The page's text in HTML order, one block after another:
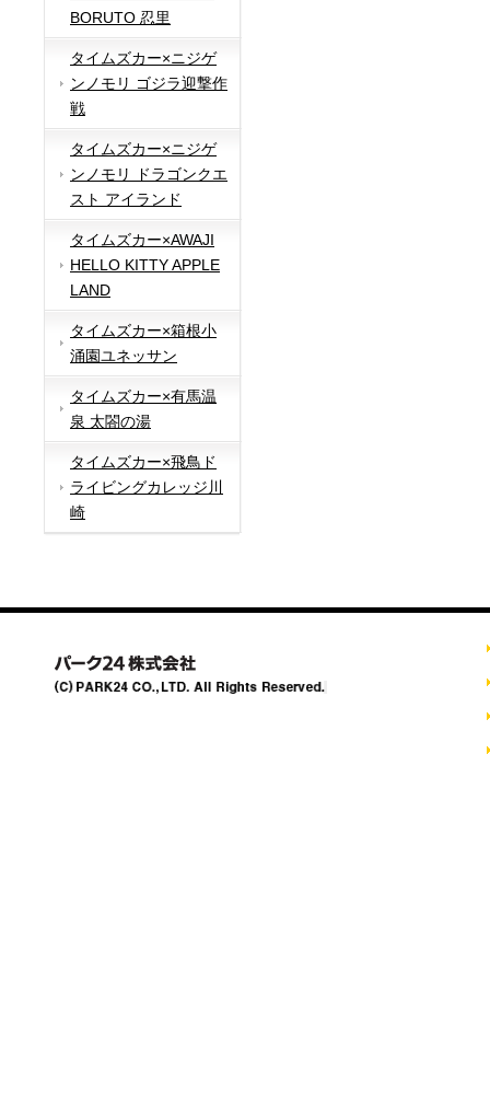
BORUTO 忍里
タイムズカー×ニジゲ
ンノモリ ゴジラ迎撃作
戦
タイムズカー×ニジゲ
ンノモリ ドラゴンクエ
スト アイランド
タイムズカー×AWAJI
HELLO KITTY APPLE
LAND
タイムズカー×箱根小
涌園ユネッサン
タイムズカー×有馬温
泉 太閤の湯
タイムズカー×飛鳥ド
ライビングカレッジ川
崎